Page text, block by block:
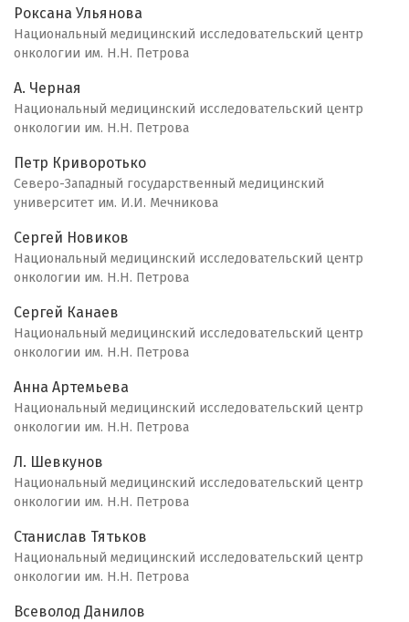
Роксана Ульянова
Национальный медицинский исследовательский центр
онкологии им. Н.Н. Петрова
А. Черная
Национальный медицинский исследовательский центр
онкологии им. Н.Н. Петрова
Петр Криворотько
Северо-Западный государственный медицинский
университет им. И.И. Мечникова
Сергей Новиков
Национальный медицинский исследовательский центр
онкологии им. Н.Н. Петрова
Сергей Канаев
Национальный медицинский исследовательский центр
онкологии им. Н.Н. Петрова
Анна Артемьева
Национальный медицинский исследовательский центр
онкологии им. Н.Н. Петрова
Л. Шевкунов
Национальный медицинский исследовательский центр
онкологии им. Н.Н. Петрова
Станислав Тятьков
Национальный медицинский исследовательский центр
онкологии им. Н.Н. Петрова
Всеволод Данилов